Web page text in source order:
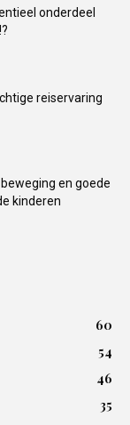
onderdeel
reiservaring
en goede
kinderen
60
54
46
35